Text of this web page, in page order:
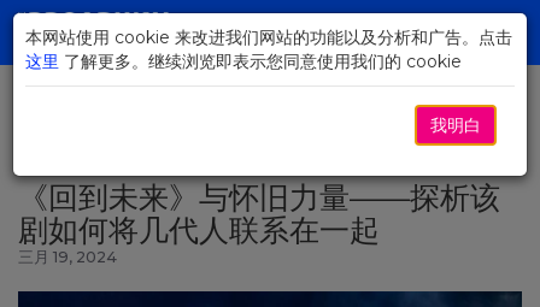
Skip
Main
Content
《回到未来》与怀旧力量——探析该
剧如何将几代人联系在一起
三月 19, 2024
本网站使用 cookie 来改进我们网站的功能以及分析和广告。点击
这里 了解更多。继续浏览即表示您同意使用我们的 cookie
我明白